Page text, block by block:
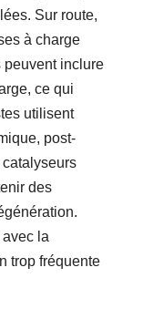
Sur route,
à charge
peuvent inclure
ce qui
utilisent
post-
des
la
trop fréquente